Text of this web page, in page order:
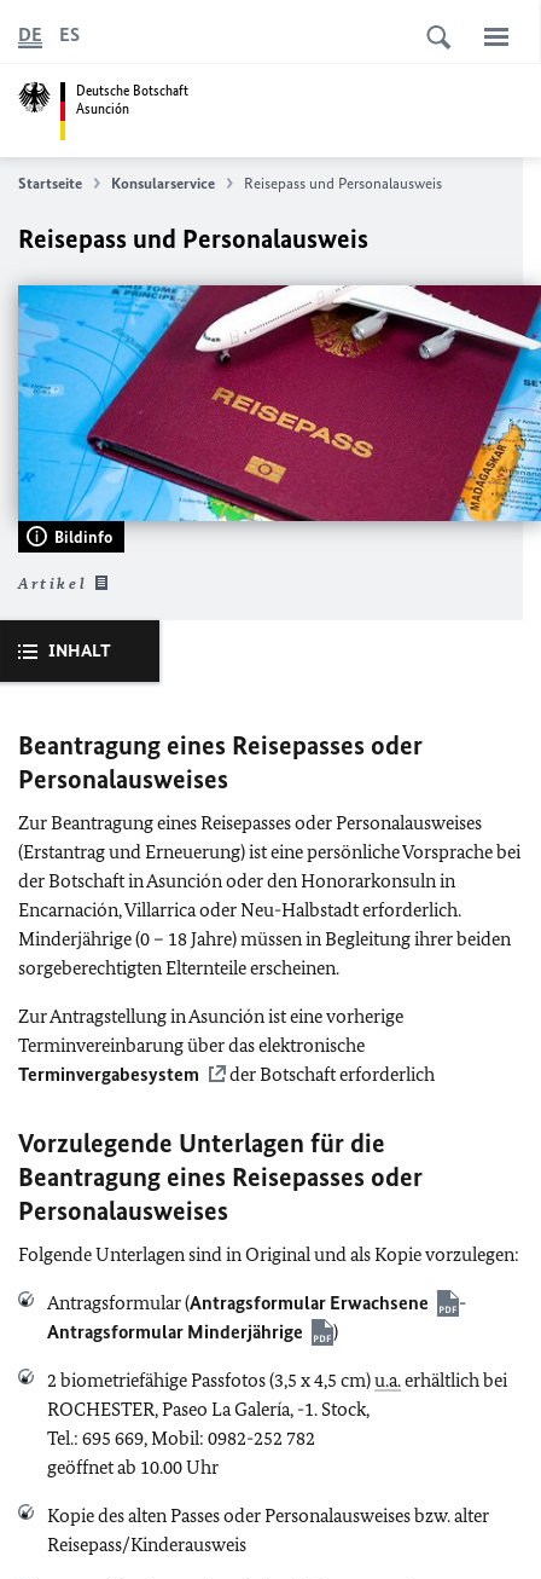
Deutsche Botschaft
Asunción
DE ES
Startseite Konsularservice Reisepass und Personalausweis
Reisepass und Personalausweis
Bildinfo
Artikel
INHALT
Beantragung eines Reisepasses oder
Personalausweises
Zur Beantragung eines Reisepasses oder Personalausweises
(Erstantrag und Erneuerung) ist eine persönliche Vorsprache bei
der Botschaft in Asunción oder den Honorarkonsuln in
Encarnación, Villarrica oder Neu-Halbstadt erforderlich.
Minderjährige (0 – 18 Jahre) müssen in Begleitung ihrer beiden
sorgeberechtigten Elternteile erscheinen.
Zur Antragstellung in Asunción ist eine vorherige
Terminvereinbarung über das elektronische
Terminvergabesystem
der Botschaft erforderlich
Vorzulegende Unterlagen für die
Beantragung eines Reisepasses oder
Personalausweises
Folgende Unterlagen sind in Original und als Kopie vorzulegen:
Antragsformular (Antragsformular Erwachsene
-
Antragsformular Minderjährige
)
2 biometriefähige Passfotos (3,5 x 4,5 cm)u.a.erhältlich bei
ROCHESTER, Paseo La Galería, -1. Stock,
Tel.: 695 669, Mobil: 0982-252 782
geöffnet ab 10.00 Uhr
Kopie des alten Passes oder Personalausweises bzw. alter
Reisepass/Kinderausweis